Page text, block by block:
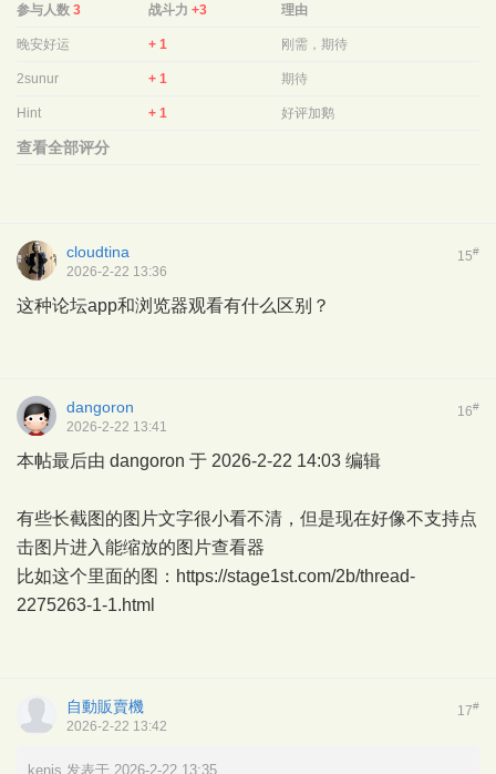
参与人数 3 战斗力+3 理由
晚安好运 + 1 刚需，期待
2sunur + 1 期待
Hint + 1 好评加鹅
查看全部评分
15#
cloudtina
2026-2-22 13:36
这种论坛app和浏览器观看有什么区别？
16#
dangoron
2026-2-22 13:41
本帖最后由 dangoron 于 2026-2-22 14:03 编辑
有些长截图的图片文字很小看不清，但是现在好像不支持点
击图片进入能缩放的图片查看器
比如这个里面的图：https://stage1st.com/2b/thread-
2275263-1-1.html
17#
自動販賣機
2026-2-22 13:42
kenis 发表于 2026-2-22 13:35